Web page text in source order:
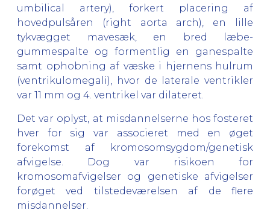
umbilical artery), forkert placering af
hovedpulsåren (right aorta arch), en lille
tykvægget mavesæk, en bred læbe-
gummespalte og formentlig en ganespalte
samt ophobning af væske i hjernens hulrum
(ventrikulomegali), hvor de laterale ventrikler
var 11 mm og 4. ventrikel var dilateret.
Det var oplyst, at misdannelserne hos fosteret
hver for sig var associeret med en øget
forekomst af kromosomsygdom/genetisk
afvigelse. Dog var risikoen for
kromosomafvigelser og genetiske afvigelser
forøget ved tilstedeværelsen af de flere
misdannelser.